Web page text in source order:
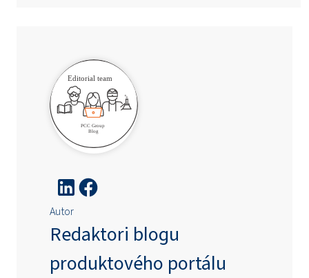
Autor
Redaktori blogu
produktového portálu